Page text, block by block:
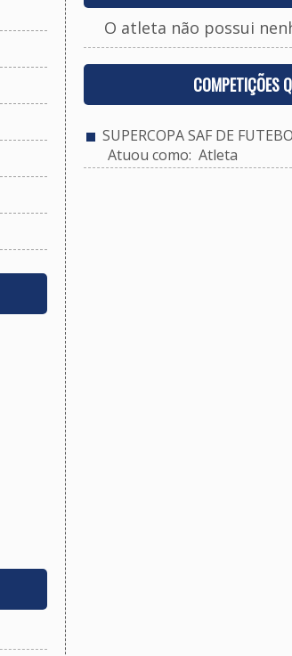
O atleta não possui
COMPETIÇÕES
SUPERCOPA SAF DE
Atuou como: Atleta